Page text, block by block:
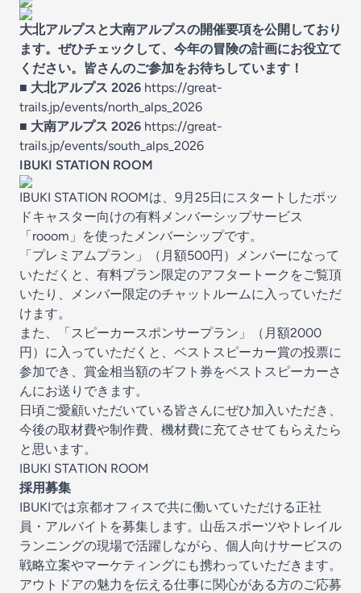
大北アルプスと大南アルプスの開催要項を公開しており
ます。ぜひチェックして、今年の冒険の計画にお役立て
ください。皆さんのご参加をお待ちしています！
■ 大北アルプス 2026 https://great-
trails.jp/events/north_alps_2026
■ 大南アルプス 2026 https://great-
trails.jp/events/south_alps_2026
IBUKI STATION ROOM
IBUKI STATION ROOMは、9月25日にスタートしたポッ
ドキャスター向けの有料メンバーシップサービス
「rooom」を使ったメンバーシップです。
「プレミアムプラン」（月額500円）メンバーになって
いただくと、有料プラン限定のアフタートークをご覧頂
いたり、メンバー限定のチャットルームに入っていただ
けます。
また、「スピーカースポンサープラン」（月額2000
円）に入っていただくと、ベストスピーカー賞の投票に
参加でき、賞金相当額のギフト券をベストスピーカーさ
んにお送りできます。
日頃ご愛顧いただいている皆さんにぜひ加入いただき、
今後の取材費や制作費、機材費に充てさせてもらえたら
と思います。
IBUKI STATION ROOM
採用募集
IBUKIでは京都オフィスで共に働いていただける正社
員・アルバイトを募集します。山岳スポーツやトレイル
ランニングの現場で活躍しながら、個人向けサービスの
戦略立案やマーケティングにも携わっていただきます。
アウトドアの魅力を伝える仕事に関心がある方のご応募